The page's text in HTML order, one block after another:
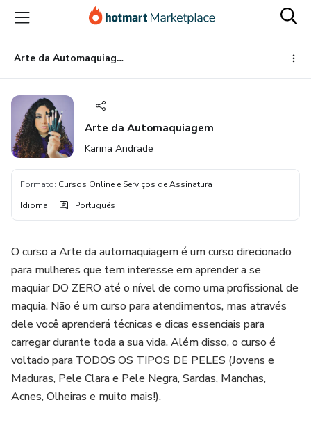
para
conteúdo
principal
para
pagamento
para
rodapé
Arte da Automaquiagem
Arte da Automaquiagem
Karina Andrade
Formato: Cursos Online e Serviços de Assinatura
Idioma: Português
O curso a Arte da automaquiagem é um curso direcionado
para mulheres que tem interesse em aprender a se
maquiar DO ZERO até o nível de como uma profissional de
maquia. Não é um curso para atendimentos, mas através
dele você aprenderá técnicas e dicas essenciais para
carregar durante toda a sua vida. Além disso, o curso é
voltado para TODOS OS TIPOS DE PELES (Jovens e
Maduras, Pele Clara e Pele Negra, Sardas, Manchas,
Acnes, Olheiras e muito mais!).